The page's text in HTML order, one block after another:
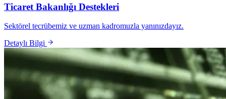
Ticaret Bakanlığı Destekleri
Sektörel tecrübemiz ve uzman kadromuzla yanınızdayız.
Detaylı Bilgi